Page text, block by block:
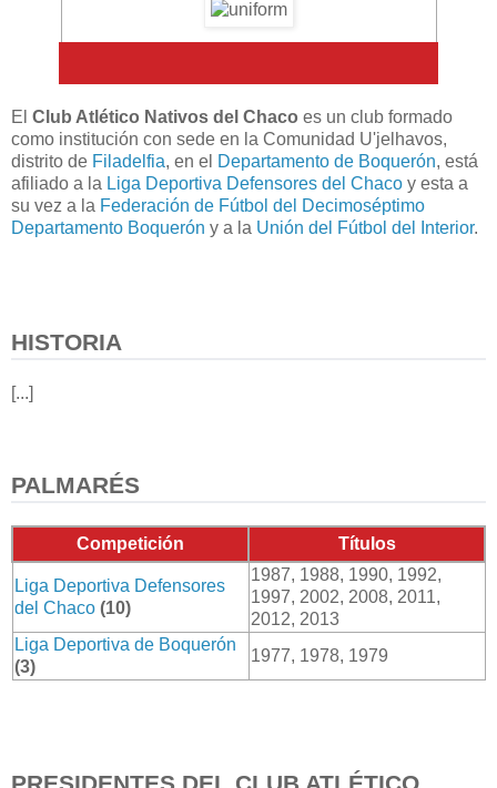
El Club Atlético Nativos del Chaco es un club formado
como institución con sede en la Comunidad U'jelhavos,
distrito de Filadelfia, en el Departamento de Boquerón, está
afiliado a la Liga Deportiva Defensores del Chaco y esta a
su vez a la Federación de Fútbol del Decimoséptimo
Departamento Boquerón y a la Unión del Fútbol del Interior.
HISTORIA
[...]
PALMARÉS
Competición Títulos
Liga Deportiva Defensores
del Chaco (10)
1987, 1988, 1990, 1992,
1997, 2002, 2008, 2011,
2012, 2013
Liga Deportiva de Boquerón
(3)
1977, 1978, 1979